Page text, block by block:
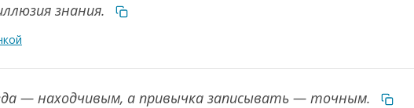
знания.
— находчивым, а привычка записывать — точным.